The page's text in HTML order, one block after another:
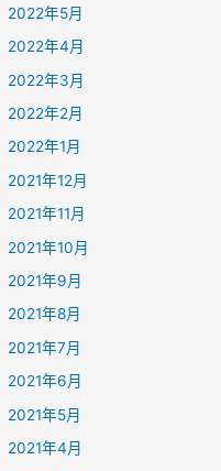
2022年5月
2022年4月
2022年3月
2022年2月
2022年1月
2021年12月
2021年11月
2021年10月
2021年9月
2021年8月
2021年7月
2021年6月
2021年5月
2021年4月